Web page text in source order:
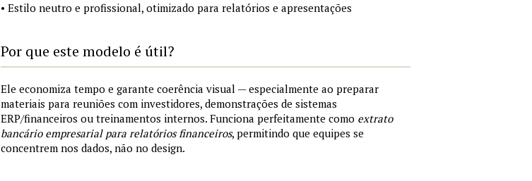
• Estilo neutro e profissional, otimizado para relatórios e apresentações
Por que este modelo é útil?
Ele economiza tempo e garante coerência visual — especialmente ao preparar
materiais para reuniões com investidores, demonstrações de sistemas
ERP/financeiros ou treinamentos internos. Funciona perfeitamente como extrato
bancário empresarial para relatórios financeiros, permitindo que equipes se
concentrem nos dados, não no design.